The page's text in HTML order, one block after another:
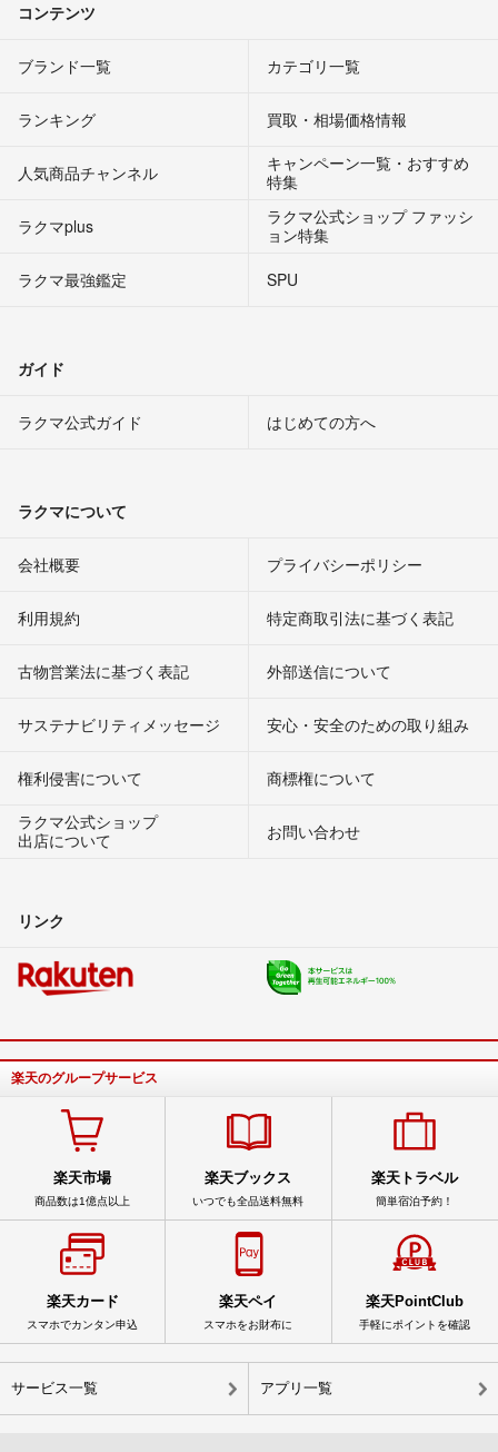
コンテンツ
ブランド一覧 カテゴリ一覧
ランキング 買取・相場価格情報
人気商品チャンネル
キャンペーン一覧・おすすめ
特集
ラクマplus
ラクマ公式ショップ ファッシ
ョン特集
ラクマ最強鑑定
SPU
ガイド
ラクマ公式ガイド はじめての方へ
ラクマについて
会社概要 プライバシーポリシー
利用規約 特定商取引法に基づく表記
古物営業法に基づく表記 外部送信について
サステナビリティメッセージ 安心・安全のための取り組み
権利侵害について
商標権について
ラクマ公式ショップ
出店について
お問い合わせ
リンク
楽天のグループサービス
楽天市場
商品数は1億点以上
楽天ブックス
いつでも全品送料無料
楽天トラベル
簡単宿泊予約！
楽天カード
スマホでカンタン申込
楽天ペイ
スマホをお財布に
楽天PointClub
手軽にポイントを確認
サービス一覧 アプリ一覧